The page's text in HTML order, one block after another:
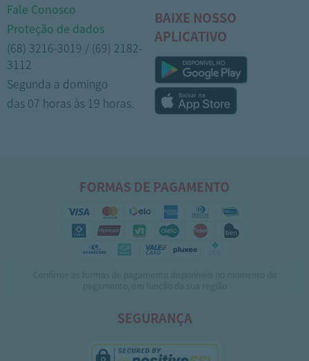
Fale Conosco
Proteção de dados
(68) 3216-3019 / (69) 2182-
3112
Segunda a domingo
das 07 horas às 19 horas.
BAIXE NOSSO
APLICATIVO
FORMAS DE PAGAMENTO
SEGURANÇA